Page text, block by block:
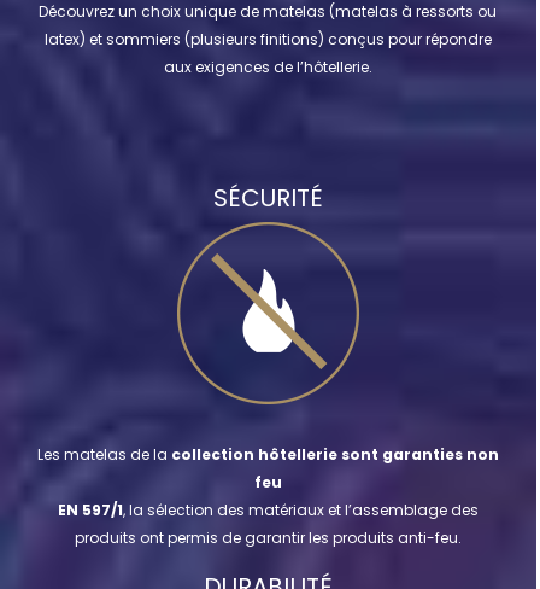
Découvrez un choix unique de matelas (matelas à ressorts ou
latex) et sommiers (plusieurs finitions) conçus pour répondre
aux exigences de l’hôtellerie.
SÉCURITÉ
Les matelas de la collection hôtellerie sont garanties non
feu
EN 597/1, la sélection des matériaux et l’assemblage des
produits ont permis de garantir les produits anti-feu.